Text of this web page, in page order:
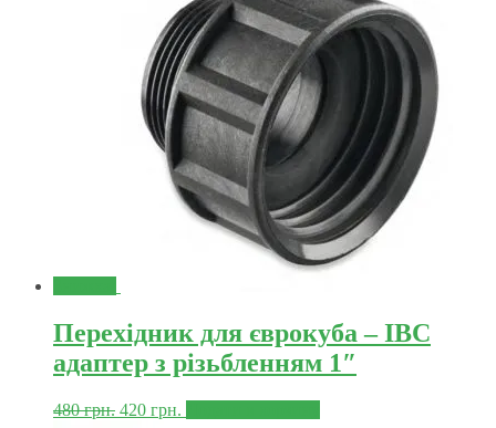
Перехідник для єврокуба – IBC
адаптер з різьбленням 1″
480грн. 420 грн.